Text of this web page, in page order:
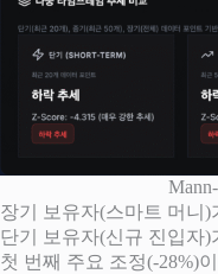
장기 보유자(스마트 머니
단기 보유자(신규 진입자
첫 번째 주요 조정(-28%)